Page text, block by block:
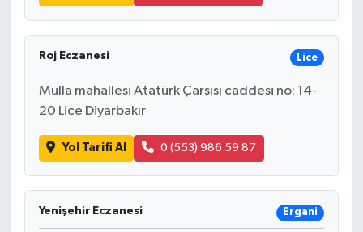
Roj Eczanesi Lice
Mulla mahallesi Atatürk Çarşısı caddesi no: 14-
20 Lice Diyarbakır
Yol Tarifi Al 0 (553) 986 59 87
Yenişehir Eczanesi Ergani